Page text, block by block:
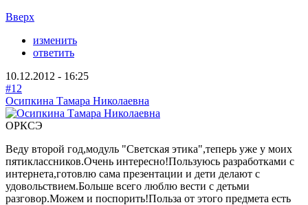
Вверх
изменить
ответить
10.12.2012 - 16:25
#12
Осипкина Тамара Николаевна
ОРКСЭ
Веду второй год,модуль "Светская этика",теперь уже у моих
пятиклассников.Очень интересно!Пользуюсь разработками с
интернета,готовлю сама презентации и дети делают с
удовольствием.Больше всего люблю вести с детьми
разговор.Можем и поспорить!Польза от этого предмета есть